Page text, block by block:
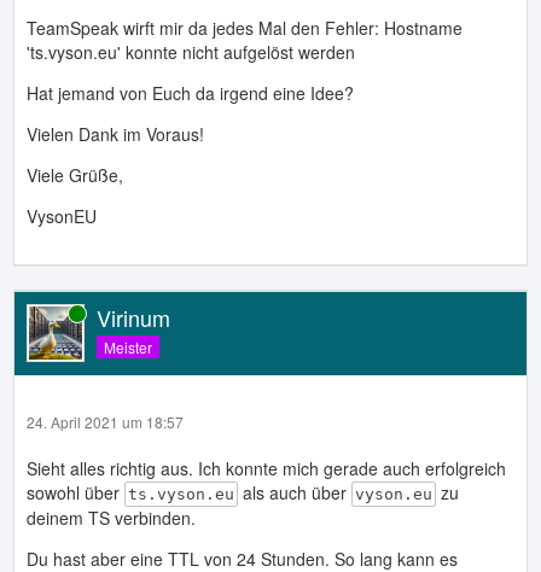
TeamSpeak wirft mir da jedes Mal den Fehler: Hostname
'ts.vyson.eu' konnte nicht aufgelöst werden
Hat jemand von Euch da irgend eine Idee?
Vielen Dank im Voraus!
Viele Grüße,
VysonEU
Virinum
Online
Meister
24. April 2021 um 18:57
Sieht alles richtig aus. Ich konnte mich gerade auch erfolgreich
sowohl über ts.vyson.eu als auch über vyson.eu zu
deinem TS verbinden.
Du hast aber eine TTL von 24 Stunden. So lang kann es